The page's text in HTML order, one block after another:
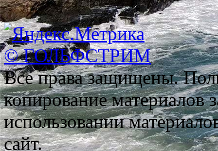
© ГОЛЬФСТРИМ
Все права защищены.
копирование материалов
использовании
сайт.